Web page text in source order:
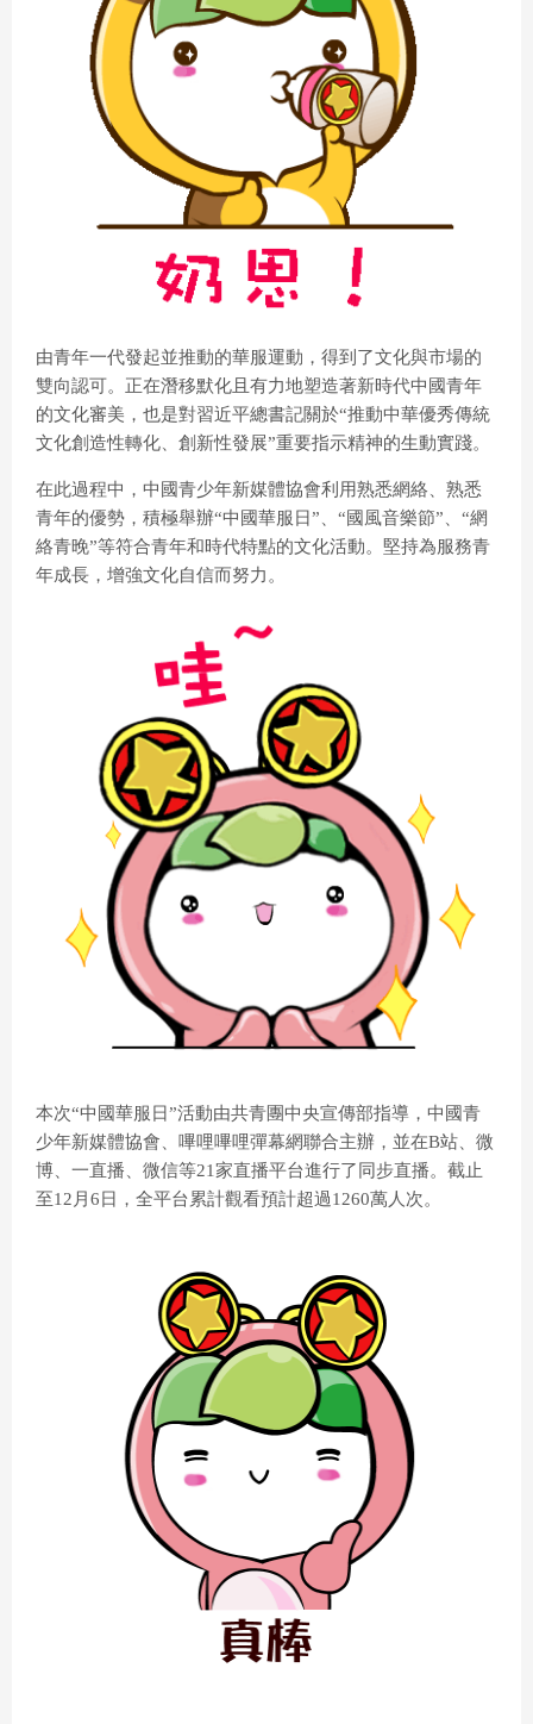
由青年一代發起並推動的華服運動，得到了文化與市場的
雙向認可。正在潛移默化且有力地塑造著新時代中國青年
的文化審美，也是對習近平總書記關於“推動中華優秀傳統
文化創造性轉化、創新性發展”重要指示精神的生動實踐。
在此過程中，中國青少年新媒體協會利用熟悉網絡、熟悉
青年的優勢，積極舉辦“中國華服日”、“國風音樂節”、“網
絡青晚”等符合青年和時代特點的文化活動。堅持為服務青
年成長，增強文化自信而努力。
本次“中國華服日”活動由共青團中央宣傳部指導，中國青
少年新媒體協會、嗶哩嗶哩彈幕網聯合主辦，並在B站、微
博、一直播、微信等21家直播平台進行了同步直播。截止
至12月6日，全平台累計觀看預計超過1260萬人次。